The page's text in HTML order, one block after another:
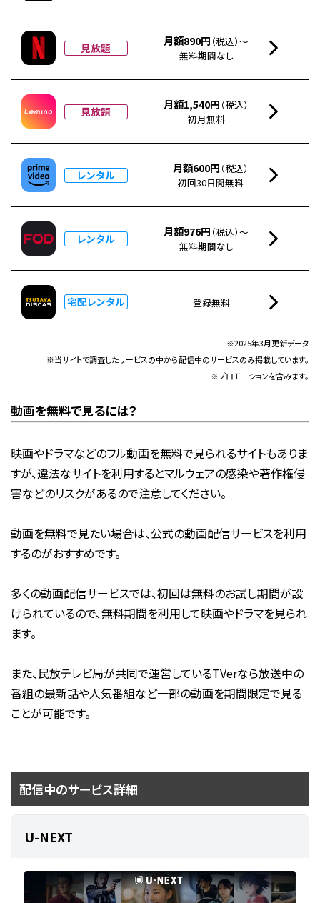
見放題 月額890円 （税込）～
無料期間なし
見放題 月額1,540円 （税込）
初月無料
レンタル 月額600円 （税込）
初回30日間無料
レンタル 月額976円 （税込）～
無料期間なし
宅配レンタル 登録無料
※2025年3月更新データ
※当サイトで調査したサービスの中から配信中のサービスのみ掲載しています。
※プロモーションを含みます。
動画を無料で見るには？
映画やドラマなどのフル動画を無料で見られるサイトもありま
すが、違法なサイトを利用するとマルウェアの感染や著作権侵
害などのリスクがあるので注意してください。
動画を無料で見たい場合は、公式の動画配信サービスを利用
するのがおすすめです。
多くの動画配信サービスでは、初回は無料のお試し期間が設
けられているので、無料期間を利用して映画やドラマを見られ
ます。
また、民放テレビ局が共同で運営しているTVerなら放送中の
番組の最新話や人気番組など一部の動画を期間限定で見る
ことが可能です。
配信中のサービス詳細
U-NEXT